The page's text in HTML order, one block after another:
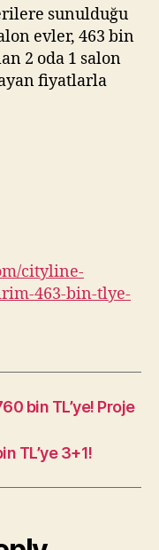
sunulduğu
evler, 463 bin
2 oda 1 salon
fiyatlarla
cityline-
463-bin-tlye-
bin TL’ye! Proje
TL’ye 3+1!